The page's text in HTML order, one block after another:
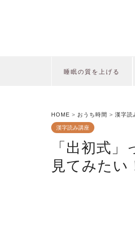
睡眠の質を上げる
HOME > おうち時間 > 漢字読
漢字読み講座
「出初式
見てみたい